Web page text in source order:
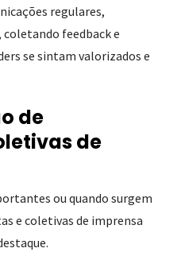
regulares,
feedback e
se sintam valorizados e
de
de
ou quando surgem
e coletivas de imprensa